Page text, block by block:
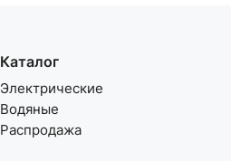
Каталог
Электрические
Водяные
Распродажа